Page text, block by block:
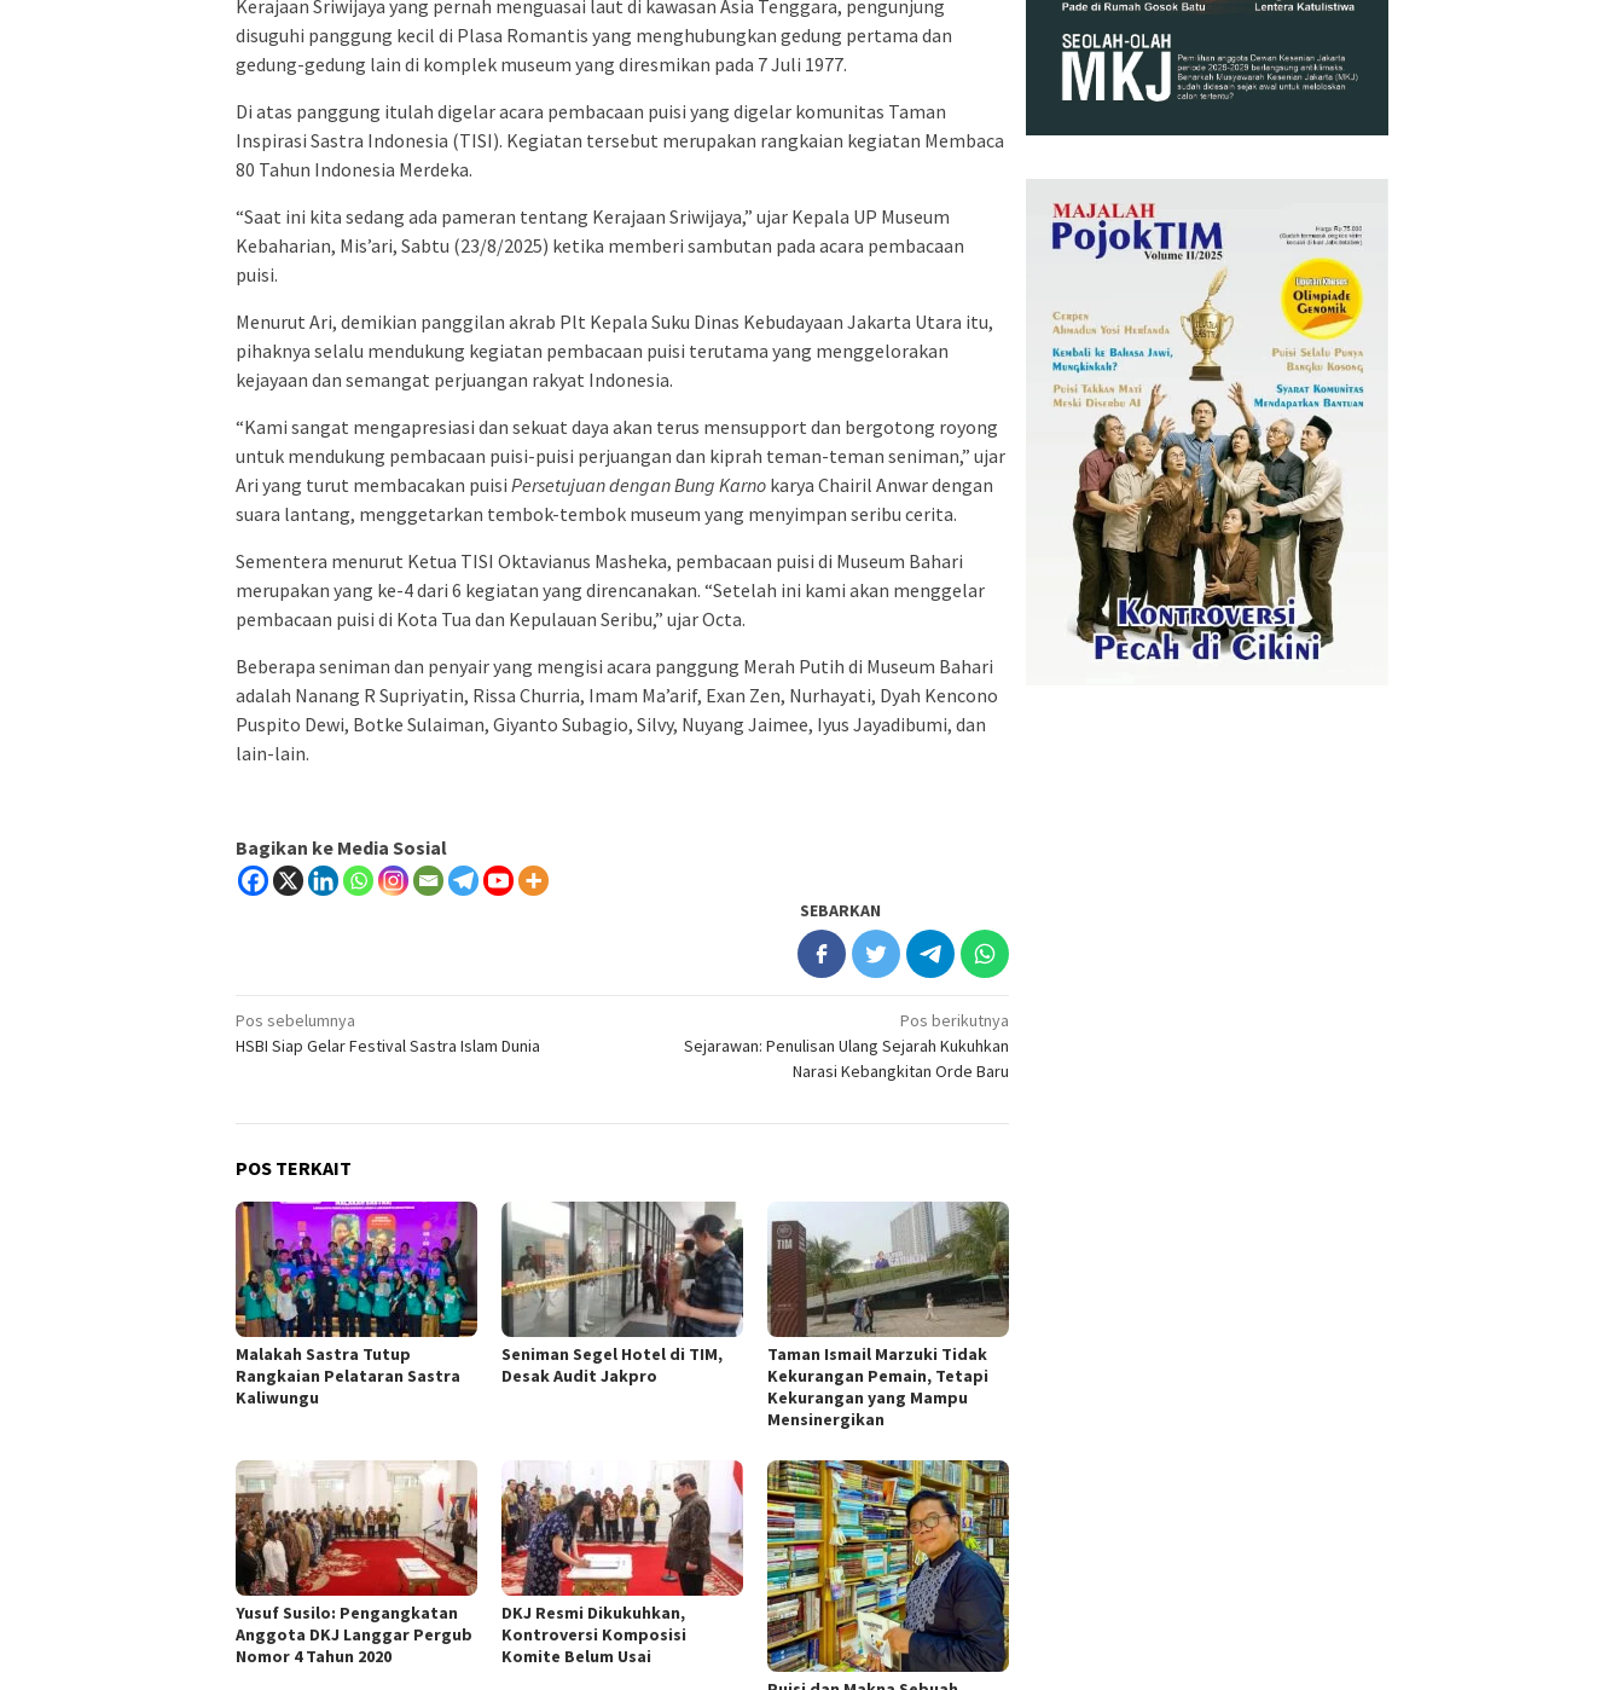
Kerajaan Sriwijaya yang pernah menguasai laut di kawasan Asia Tenggara, pengunjung
disuguhi panggung kecil di Plasa Romantis yang menghubungkan gedung pertama dan
gedung-gedung lain di komplek museum yang diresmikan pada 7 Juli 1977.
Di atas panggung itulah digelar acara pembacaan puisi yang digelar komunitas Taman
Inspirasi Sastra Indonesia (TISI). Kegiatan tersebut merupakan rangkaian kegiatan Membaca
80 Tahun Indonesia Merdeka.
“Saat ini kita sedang ada pameran tentang Kerajaan Sriwijaya,” ujar Kepala UP Museum
Kebaharian, Mis’ari, Sabtu (23/8/2025) ketika memberi sambutan pada acara pembacaan
puisi.
Menurut Ari, demikian panggilan akrab Plt Kepala Suku Dinas Kebudayaan Jakarta Utara itu,
pihaknya selalu mendukung kegiatan pembacaan puisi terutama yang menggelorakan
kejayaan dan semangat perjuangan rakyat Indonesia.
“Kami sangat mengapresiasi dan sekuat daya akan terus mensupport dan bergotong royong
untuk mendukung pembacaan puisi-puisi perjuangan dan kiprah teman-teman seniman,” ujar
Ari yang turut membacakan puisi Persetujuan dengan Bung Karno karya Chairil Anwar dengan
suara lantang, menggetarkan tembok-tembok museum yang menyimpan seribu cerita.
Sementera menurut Ketua TISI Oktavianus Masheka, pembacaan puisi di Museum Bahari
merupakan yang ke-4 dari 6 kegiatan yang direncanakan. “Setelah ini kami akan menggelar
pembacaan puisi di Kota Tua dan Kepulauan Seribu,” ujar Octa.
Beberapa seniman dan penyair yang mengisi acara panggung Merah Putih di Museum Bahari
adalah Nanang R Supriyatin, Rissa Churria, Imam Ma’arif, Exan Zen, Nurhayati, Dyah Kencono
Puspito Dewi, Botke Sulaiman, Giyanto Subagio, Silvy, Nuyang Jaimee, Iyus Jayadibumi, dan
lain-lain.
Bagikan ke Media Sosial
SEBARKAN
Navigasi
pos
Pos sebelumnya
HSBI Siap Gelar Festival Sastra Islam Dunia
Pos berikutnya
Sejarawan: Penulisan Ulang Sejarah Kukuhkan
Narasi Kebangkitan Orde Baru
POS TERKAIT
Malakah Sastra Tutup
Rangkaian Pelataran Sastra
Kaliwungu
Seniman Segel Hotel di TIM,
Desak Audit Jakpro
Taman Ismail Marzuki Tidak
Kekurangan Pemain, Tetapi
Kekurangan yang Mampu
Mensinergikan
Yusuf Susilo: Pengangkatan
Anggota DKJ Langgar Pergub
Nomor 4 Tahun 2020
DKJ Resmi Dikukuhkan,
Kontroversi Komposisi
Komite Belum Usai